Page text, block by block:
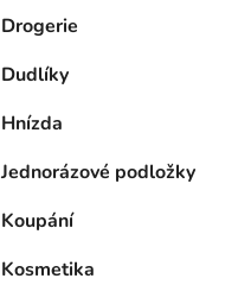
Drogerie
Dudlíky
Hnízda
Jednorázové podložky
Koupání
Kosmetika